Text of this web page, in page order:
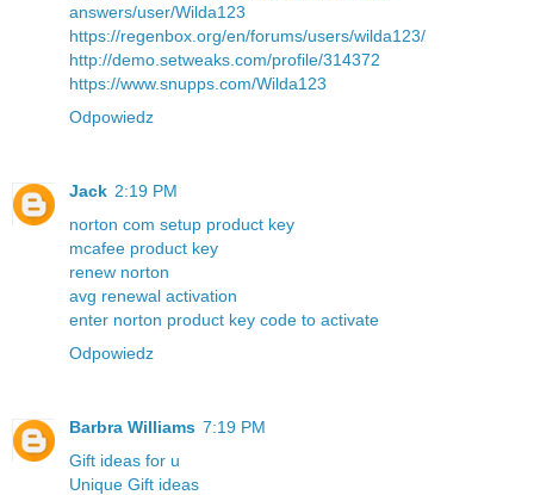
answers/user/Wilda123
https://regenbox.org/en/forums/users/wilda123/
http://demo.setweaks.com/profile/314372
https://www.snupps.com/Wilda123
Odpowiedz
Jack 2:19 PM
norton com setup product key
mcafee product key
renew norton
avg renewal activation
enter norton product key code to activate
Odpowiedz
Barbra Williams 7:19 PM
Gift ideas for u
Unique Gift ideas